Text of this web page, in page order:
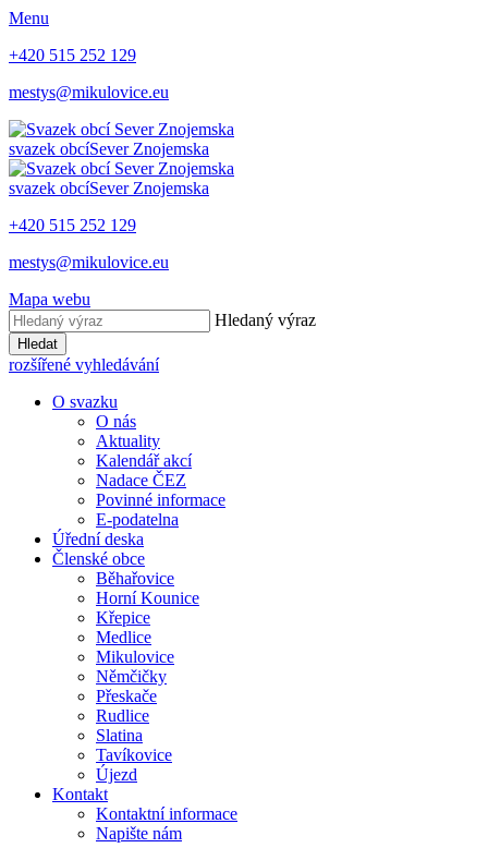
Menu
+420 515 252 129
mestys@mikulovice.eu
svazek obcíSever Znojemska
svazek obcíSever Znojemska
+420 515 252 129
mestys@mikulovice.eu
Mapa webu
Hledaný výraz
Hledat
rozšířené vyhledávání
O svazku
O nás
Aktuality
Kalendář akcí
Nadace ČEZ
Povinné informace
E-podatelna
Úřední deska
Členské obce
Běhařovice
Horní Kounice
Křepice
Medlice
Mikulovice
Němčičky
Přeskače
Rudlice
Slatina
Tavíkovice
Újezd
Kontakt
Kontaktní informace
Napište nám